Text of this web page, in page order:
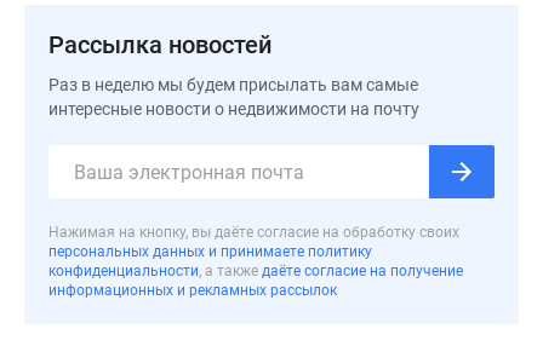
Москве
Новостройки
класса
Рассрочка
Траншевая
Рассылка новостей
Раз в неделю мы будем присылать вам самые
интересные новости о недвижимости на почту
Нажимая на кнопку, вы даёте согласие на обработку своих
персональных данных и принимаете политику
конфиденциальности, а также даёте согласие на получение
информационных и рекламных рассылок